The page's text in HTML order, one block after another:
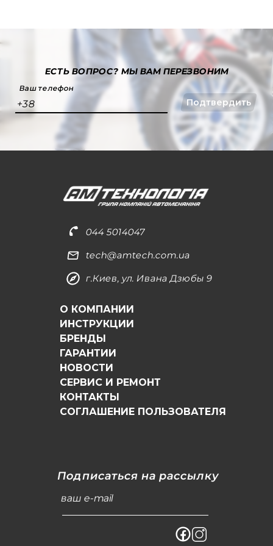
ЕСТЬ ВОПРОС?МЫ ВАМ ПЕРЕЗВОНИМ
Ваш телефон
+38 Подтвердить
044 5014047
tech@amtech.com.ua
г.Киев, ул. Ивана Дзюбы 9
О КОМПАНИИ
ИНСТРУКЦИИ
БРЕНДЫ
ГАРАНТИИ
НОВОСТИ
СЕРВИС И РЕМОНТ
КОНТАКТЫ
СОГЛАШЕНИЕ ПОЛЬЗОВАТЕЛЯ
Подписаться на рассылку
ваш e-mail